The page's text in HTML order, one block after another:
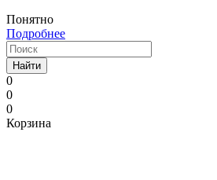
Понятно
Подробнее
Найти
0
0
0
Корзина